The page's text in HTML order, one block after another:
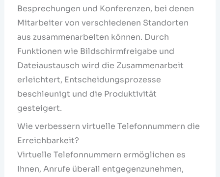
Besprechungen und Konferenzen, bei denen
Mitarbeiter von verschiedenen Standorten
aus zusammenarbeiten können. Durch
Funktionen wie Bildschirmfreigabe und
Dateiaustausch wird die Zusammenarbeit
erleichtert, Entscheidungsprozesse
beschleunigt und die Produktivität
gesteigert.
Wie verbessern virtuelle Telefonnummern die
Erreichbarkeit?
Virtuelle Telefonnummern ermöglichen es
Ihnen, Anrufe überall entgegenzunehmen,